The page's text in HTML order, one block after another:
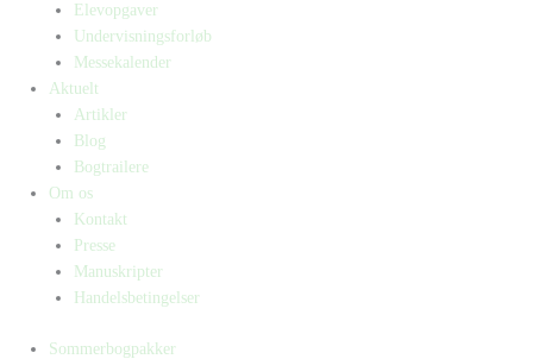
Elevopgaver
Undervisningsforløb
Messekalender
Aktuelt
Artikler
Blog
Bogtrailere
Om os
Kontakt
Presse
Manuskripter
Handelsbetingelser
Sommerbogpakker